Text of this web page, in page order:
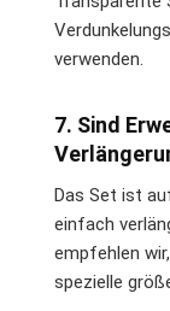
verwenden.
7. Sind
Das Set ist
einfach
empfehlen
spezielle